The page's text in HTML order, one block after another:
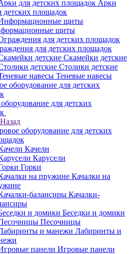
Арки
детских площадок
щиты
для детских площадок
Скамейки детские
Столики детские
Теневые навесы
для детских
Назад
оборудование для детских
Качели
Карусели
Горки
Качалки на
Качалки-
Беседки и домики
Песочницы
Лабиринты и
Игровые панели